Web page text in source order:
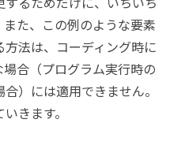
た、この例のような要素
法は、コーディング時に
合（プログラム実行時の
）には適用できません。
きます。